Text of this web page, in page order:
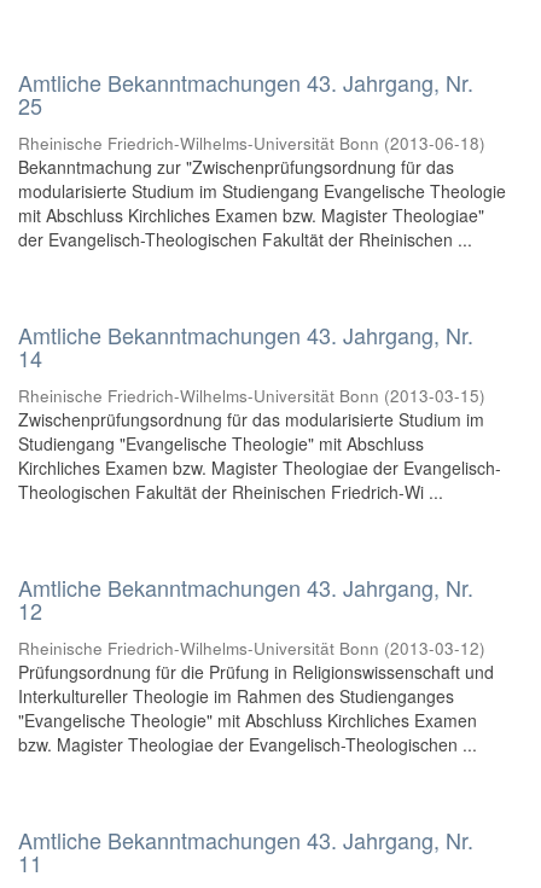
Amtliche Bekanntmachungen 43. Jahrgang, Nr.
25
Rheinische Friedrich-Wilhelms-Universität Bonn (2013-06-18)
Bekanntmachung zur "Zwischenprüfungsordnung für das
modularisierte Studium im Studiengang Evangelische Theologie
mit Abschluss Kirchliches Examen bzw. Magister Theologiae"
der Evangelisch-Theologischen Fakultät der Rheinischen ...
Amtliche Bekanntmachungen 43. Jahrgang, Nr.
14
Rheinische Friedrich-Wilhelms-Universität Bonn (2013-03-15)
Zwischenprüfungsordnung für das modularisierte Studium im
Studiengang "Evangelische Theologie" mit Abschluss
Kirchliches Examen bzw. Magister Theologiae der Evangelisch-
Theologischen Fakultät der Rheinischen Friedrich-Wi ...
Amtliche Bekanntmachungen 43. Jahrgang, Nr.
12
Rheinische Friedrich-Wilhelms-Universität Bonn (2013-03-12)
Prüfungsordnung für die Prüfung in Religionswissenschaft und
Interkultureller Theologie im Rahmen des Studienganges
"Evangelische Theologie" mit Abschluss Kirchliches Examen
bzw. Magister Theologiae der Evangelisch-Theologischen ...
Amtliche Bekanntmachungen 43. Jahrgang, Nr.
11